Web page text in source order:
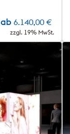
ab 6.140,00 €
zzgl. 19% MwSt.